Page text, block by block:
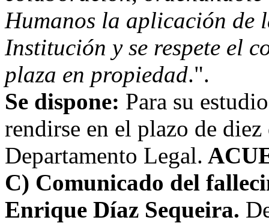
Humanos la aplicación de
Institución y se respete el
plaza en propiedad.".
Se dispone: Para su
rendirse en el plazo de
Departamento Legal.
C) Comunicado del
Enrique Díaz Sequeira.